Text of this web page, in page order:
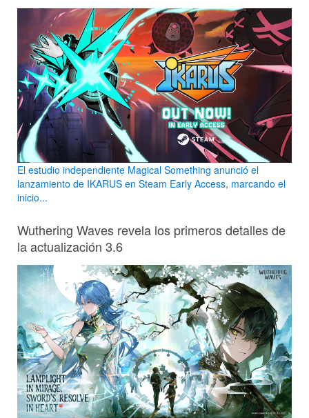
El estudio independiente Magical Something anunció el
lanzamiento de IKARUS en Steam Early Access, marcando el
inicio...
Wuthering Waves revela los primeros detalles de
la actualización 3.6